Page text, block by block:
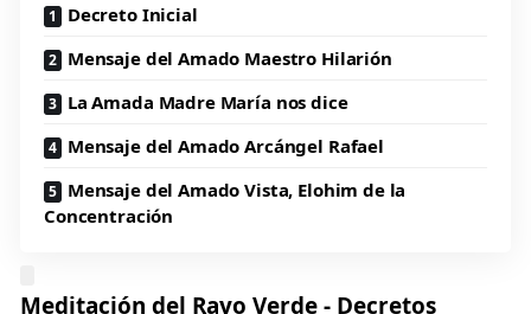
Decreto Inicial
Mensaje del Amado Maestro Hilarión
La Amada Madre María nos dice
Mensaje del Amado Arcángel Rafael
Mensaje del Amado Vista, Elohim de la
Concentración
Meditación del Rayo Verde - Decretos